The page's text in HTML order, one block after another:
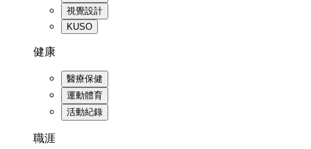
視覺設計
KUSO
健康
醫療保健
運動體育
活動紀錄
職涯